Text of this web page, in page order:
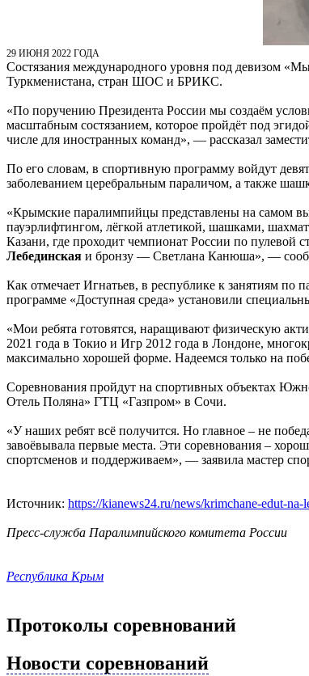
29 ИЮНЯ 2022 ГОДА
Состязания международного уровня под девизом
Туркменистана, стран ШОС и БРИКС.
«По поручению Президента России мы создаём
масштабным состязанием, которое пройдёт под
числе для иностранных команд», — рассказал
По его словам, в спортивную программу войдут
заболеванием церебральным параличом, а также
«Крымские паралимпийцы представлены на самом
пауэрлифтингом, лёгкой атлетикой, шашками,
Казани, где проходит чемпионат России по пулевой
Лебединская и бронзу — Светлана Канюша», —
Как отмечает Игнатьев, в республике к занятиям
программе «Доступная среда» установили
«Мои ребята готовятся, наращивают физическую
2021 года в Токио и Игр 2012 года в Лондоне,
максимально хорошей форме. Надеемся только на
Соревнования пройдут на спортивных объектах
Отель Поляна» ГТЦ «Газпром» в Сочи.
«У наших ребят всё получится. Но главное – не
завоёвывала первые места. Эти соревнования –
спортсменов и поддерживаем», — заявила мастер
Источник: https://kianews24.ru/news/krimchane-edut-
Пресс-служба Паралимпийского комитета России
Республика Крым
Протоколы соревнований
Новости соревнований